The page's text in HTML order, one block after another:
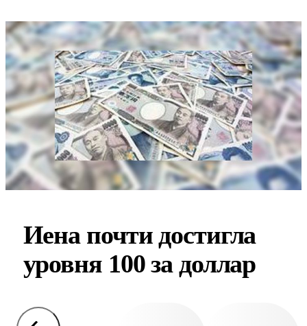
Иена почти достигла
уровня 100 за доллар